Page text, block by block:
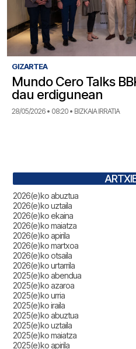
GIZARTEA
Mundo Cero Talks
dau erdigunean
28/05/2026 • 08:20 • BIZKAIA IRRATIA
2026(e)ko abuztua
2026(e)ko uztaila
2026(e)ko ekaina
2026(e)ko maiatza
2026(e)ko apirila
2026(e)ko martxoa
2026(e)ko otsaila
2026(e)ko urtarrila
2025(e)ko abendua
2025(e)ko azaroa
2025(e)ko urria
2025(e)ko iraila
2025(e)ko abuztua
2025(e)ko uztaila
2025(e)ko maiatza
2025(e)ko apirila